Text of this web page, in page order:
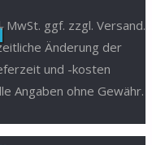
MwSt. ggf. zzgl. Versand.
Änderung der
und -kosten
Angaben ohne Gewähr.